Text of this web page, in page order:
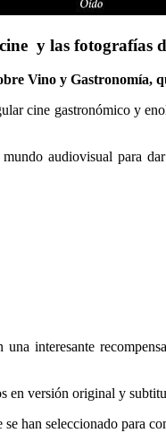
y las fotografías
Vino y Gastronomía,
cine gastronómico y
audiovisual para
una interesante
versión original y
han seleccionado para